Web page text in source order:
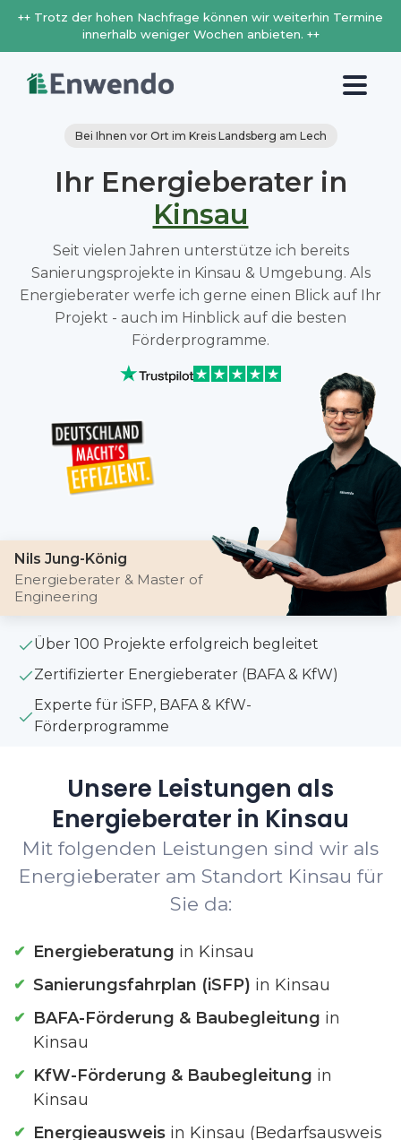
++ Trotz der hohen Nachfrage können wir weiterhin Termine
innerhalb weniger Wochen anbieten. ++
Bei Ihnen vor Ort im Kreis Landsberg am Lech
Ihr Energieberater in
Kinsau
Seit vielen Jahren unterstütze ich bereits
Sanierungsprojekte in Kinsau & Umgebung. Als
Energieberater werfe ich gerne einen Blick auf Ihr
Projekt - auch im Hinblick auf die besten
Förderprogramme.
Nils Jung-König
Energieberater & Master of
Engineering
Über 100 Projekte erfolgreich begleitet
Zertifizierter Energieberater (BAFA & KfW)
Experte für iSFP, BAFA & KfW-
Förderprogramme
Unsere Leistungen als
Energieberater in Kinsau
Mit folgenden Leistungen sind wir als
Energieberater am Standort Kinsau für
Sie da:
Energieberatung in Kinsau
Sanierungsfahrplan (iSFP) in Kinsau
BAFA-Förderung & Baubegleitung in
Kinsau
KfW-Förderung & Baubegleitung in
Kinsau
Energieausweis in Kinsau (Bedarfsausweis